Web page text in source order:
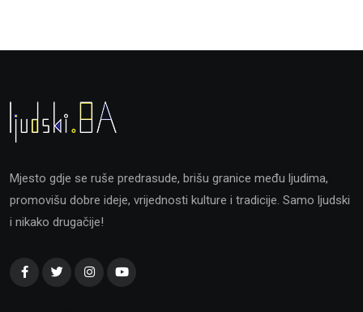
Mjesto gdje se ruše predrasude, brišu granice među ljudima,
promovišu dobre ideje, vrijednosti kulture i tradicije. Samo ljudski
i nikako drugačije!